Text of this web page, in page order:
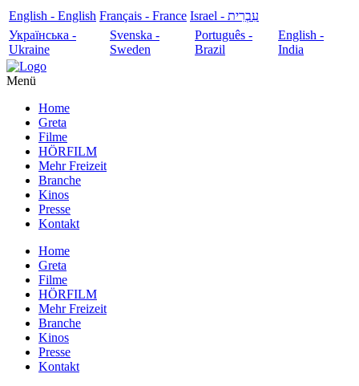
English - English Français - France
עִבְרִית - Israel
Українська -
Ukraine
Svenska -
Sweden
Português -
Brazil
English -
India
Menü
Home
Greta
Filme
HÖRFILM
Mehr Freizeit
Branche
Kinos
Presse
Kontakt
Home
Greta
Filme
HÖRFILM
Mehr Freizeit
Branche
Kinos
Presse
Kontakt